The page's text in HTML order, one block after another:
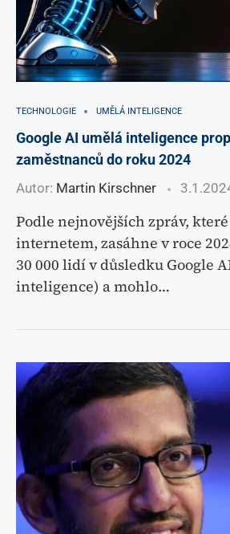
TECHNOLOGIE UMĚLÁ INTELIGENCE
Google AI umělá inteligence
zaměstnanců do roku 2024
Autor: Martin Kirschner
Podle nejnovějších zpráv,
internetem, zasáhne v roce
30 000 lidí v důsledku Google
inteligence) a mohlo…